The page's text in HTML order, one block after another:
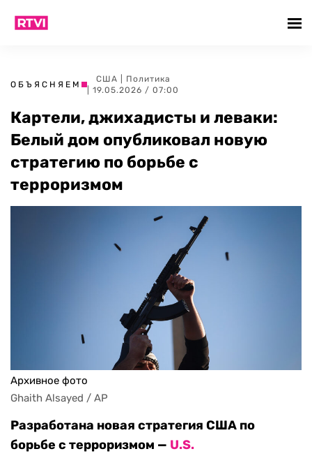
ОБЪЯСНЯЕМ
США
Политика
| 19.05.2026 / 07:00
Картели, джихадисты и леваки:
Белый дом опубликовал новую
стратегию по борьбе с
терроризмом
Архивное фото
Ghaith Alsayed / AP
Разработана новая стратегия США по
борьбе с терроризмом — U.S.